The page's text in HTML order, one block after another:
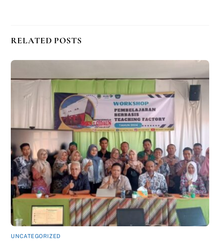
RELATED POSTS
UNCATEGORIZED